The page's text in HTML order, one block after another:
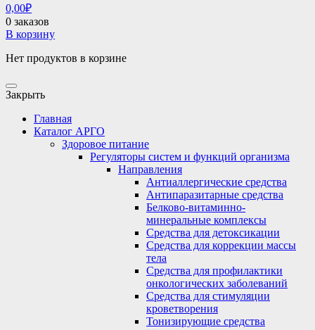
0,00₽
0 заказов
В корзину
Нет продуктов в корзине
Закрыть
Главная
Каталог АРГО
Здоровое питание
Регуляторы систем и функций организма
Направления
Антиаллергические средства
Антипаразитарные средства
Белково-витаминно-
минеральные комплексы
Средства для детоксикации
Средства для коррекции массы
тела
Средства для профилактики
онкологических заболеваний
Средства для стимуляции
кроветворения
Тонизирующие средства